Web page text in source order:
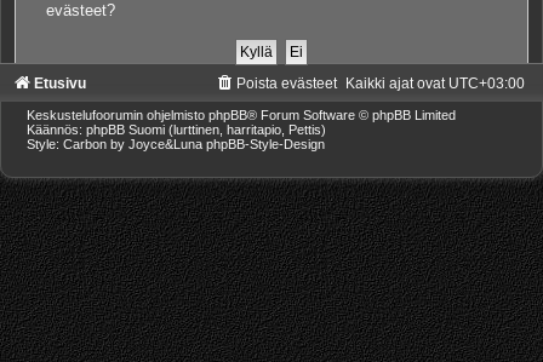
evästeet?
Etusivu Kaikki ajat ovat UTC+03:00
Poista evästeet
Keskustelufoorumin ohjelmisto phpBB® Forum Software © phpBB Limited
Käännös: phpBB Suomi (lurttinen, harritapio, Pettis)
Style: Carbon by Joyce&Luna phpBB-Style-Design